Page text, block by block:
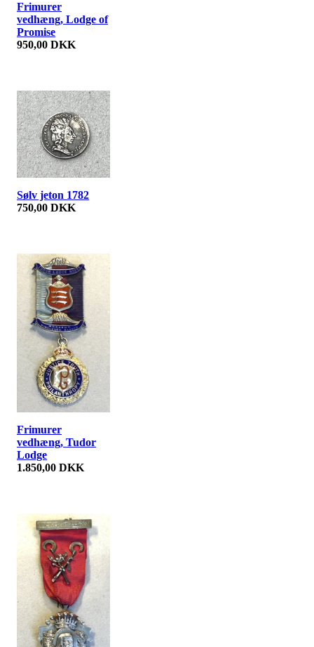
Frimurer
vedhæng, Lodge of
Promise
950,00 DKK
Sølv jeton 1782
750,00 DKK
Frimurer
vedhæng, Tudor
Lodge
1.850,00 DKK